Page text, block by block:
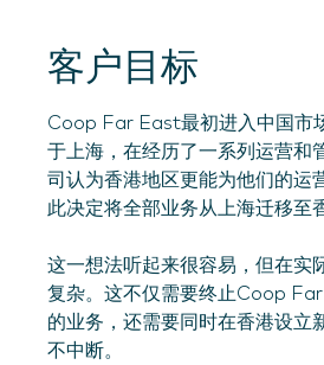
客户目标
Coop Far East最初进入中国市
于上海，在经历了一系列运营和
司认为香港地区更能为他们的运
此决定将全部业务从上海迁移至
这一想法听起来很容易，但在实
复杂。这不仅需要终止Coop
的业务，还需要同时在香港设立
不中断。